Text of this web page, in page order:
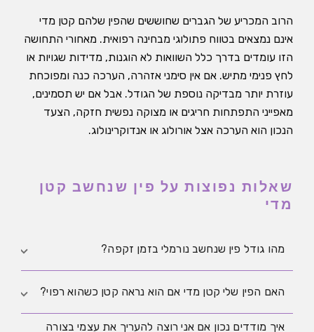
הרוב המכריע של הגברים שחוששים שהפין שלהם קטן מדי
אינם נמצאים בטווח פתולוגי מבחינה רפואית. מאחורי התחושה
הזו עומדים בדרך כלל השוואות לא הוגנות, מדידות שגויות או
לחץ פנימי מתיש. אם אין סימני אזהרה, הערכה כנה ומפוכחת
עוזרת יותר מבדיקה נוספת של הגודל. אבל אם יש תסמינים,
מאפייני התפתחות חריגים או מצוקה נפשית חזקה, הצעד
הנכון הוא הערכה אצל אורולוג או אנדוקרינולוג.
שאלות נפוצות על פין שנחשב קטן
מדי
מהו גודל פין שנחשב נורמלי בזמן זקפה?
בסקירה שיטתית גדולה, האורך הממוצע בזקפה היה כ־13.1
תקין, ולא כולם צריכים להיות קרובים לממוצע. להערכה
האם הפין שלי קטן מדי אם הוא נראה קטן כשהוא רפוי?
איך מודדים נכון אם אני רוצה להעריך את עצמי בצורה